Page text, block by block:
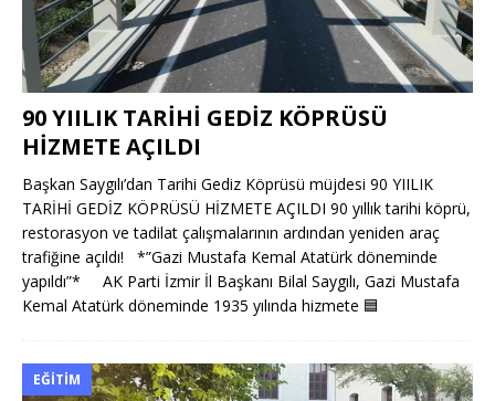
90 YIILIK TARİHİ GEDİZ KÖPRÜSÜ
HİZMETE AÇILDI
Başkan Saygılı’dan Tarihi Gediz Köprüsü müjdesi 90 YIILIK
TARİHİ GEDİZ KÖPRÜSÜ HİZMETE AÇILDI 90 yıllık tarihi köprü,
restorasyon ve tadilat çalışmalarının ardından yeniden araç
trafiğine açıldı! *”Gazi Mustafa Kemal Atatürk döneminde
yapıldı”* AK Parti İzmir İl Başkanı Bilal Saygılı, Gazi Mustafa
Kemal Atatürk döneminde 1935 yılında hizmete 🟦
EĞITIM